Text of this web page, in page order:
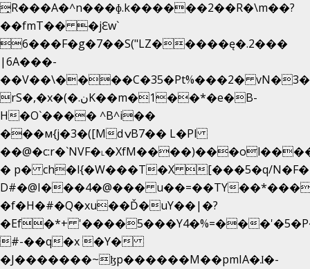
̟R���A�^n���ɸ.k������2��R�\m��?
��fmT�� �jԐw`
6���F�g�7��S("LZ�����ę�.2���
|6A���-
��V��\����C�35�Pt%���2�
rS�,�x�(�.نK��m�1��*�e�B-
H�O`���� ^B^i��
���м{j�3�([MdݍB7�� L�Pl
� p� ch�l{�W���T�X [���5�q/N�F�
D#�@I���4�@��� u��=��TY
�f�H�#�Q�xu��Ď�uY��|�?
�Ef�*+ '����5���Y4�%=��
#-��q�x �Y�
�J�������~ɮp������M��pmIA�ɺ�-